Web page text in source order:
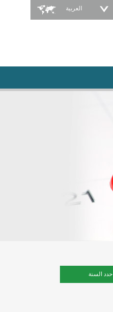
العربية
حدد السنة